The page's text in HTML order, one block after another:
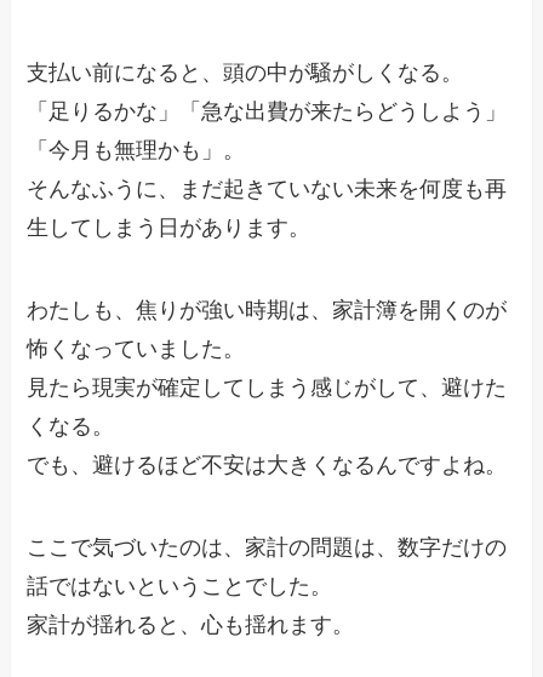
支払い前になると、頭の中が騒がしくなる。
「足りるかな」「急な出費が来たらどうしよう」
「今月も無理かも」。
そんなふうに、まだ起きていない未来を何度も再
生してしまう日があります。
わたしも、焦りが強い時期は、家計簿を開くのが
怖くなっていました。
見たら現実が確定してしまう感じがして、避けた
くなる。
でも、避けるほど不安は大きくなるんですよね。
ここで気づいたのは、家計の問題は、数字だけの
話ではないということでした。
家計が揺れると、心も揺れます。